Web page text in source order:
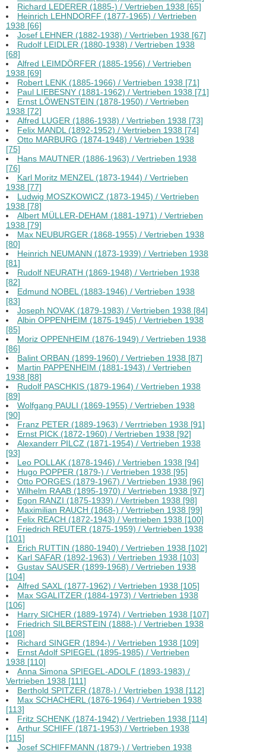
Richard LEDERER (1885-) / Vertrieben 1938 [65]
Heinrich LEHNDORFF (1877-1965) / Vertrieben
1938 [66]
Josef LEHNER (1882-1938) / Vertrieben 1938 [67]
Rudolf LEIDLER (1880-1938) / Vertrieben 1938
[68]
Alfred LEIMDÖRFER (1885-1956) / Vertrieben
1938 [69]
Robert LENK (1885-1966) / Vertrieben 1938 [71]
Paul LIEBESNY (1881-1962) / Vertrieben 1938 [71]
Ernst LÖWENSTEIN (1878-1950) / Vertrieben
1938 [72]
Alfred LUGER (1886-1938) / Vertrieben 1938 [73]
Felix MANDL (1892-1952) / Vertrieben 1938 [74]
Otto MARBURG (1874-1948) / Vertrieben 1938
[75]
Hans MAUTNER (1886-1963) / Vertrieben 1938
[76]
Karl Moritz MENZEL (1873-1944) / Vertrieben
1938 [77]
Ludwig MOSZKOWICZ (1873-1945) / Vertrieben
1938 [78]
Albert MÜLLER-DEHAM (1881-1971) / Vertrieben
1938 [79]
Max NEUBURGER (1868-1955) / Vertrieben 1938
[80]
Heinrich NEUMANN (1873-1939) / Vertrieben 1938
[81]
Rudolf NEURATH (1869-1948) / Vertrieben 1938
[82]
Edmund NOBEL (1883-1946) / Vertrieben 1938
[83]
Joseph NOVAK (1879-1983) / Vertrieben 1938 [84]
Albin OPPENHEIM (1875-1945) / Vertrieben 1938
[85]
Moriz OPPENHEIM (1876-1949) / Vertrieben 1938
[86]
Balint ORBAN (1899-1960) / Vertrieben 1938 [87]
Martin PAPPENHEIM (1881-1943) / Vertrieben
1938 [88]
Rudolf PASCHKIS (1879-1964) / Vertrieben 1938
[89]
Wolfgang PAULI (1869-1955) / Vertrieben 1938
[90]
Franz PETER (1889-1963) / Verrtrieben 1938 [91]
Ernst PICK (1872-1960) / Vertrieben 1938 [92]
Alexanderr PILCZ (1871-1954) / Vertrieben 1938
[93]
Leo POLLAK (1878-1946) / Vertrieben 1938 [94]
Hugo POPPER (1879-) / Vertrieben 1938 [95]
Otto PORGES (1879-1967) / Vertrieben 1938 [96]
Wilhelm RAAB (1895-1970) / Vertrieben 1938 [97]
Egon RANZI (1875-1939) / Vertrieben 1938 [98]
Maximilian RAUCH (1868-) / Vertrieben 1938 [99]
Felix REACH (1872-1943) / Vertrieben 1938 [100]
Friedrich REUTER (1875-1959) / Vertrieben 1938
[101]
Erich RUTTIN (1880-1940) / Vertrieben 1938 [102]
Karl SAFAR (1892-1963) / Vertrieben 1938 [103]
Gustav SAUSER (1899-1968) / Vertrieben 1938
[104]
Alfred SAXL (1877-1962) / Vertrieben 1938 [105]
Max SGALITZER (1884-1973) / Vertrieben 1938
[106]
Harry SICHER (1889-1974) / Vertrieben 1938 [107]
Friedrich SILBERSTEIN (1888-) / Vertrieben 1938
[108]
Richard SINGER (1894-) / Vertrieben 1938 [109]
Ernst Adolf SPIEGEL (1895-1985) / Vertrieben
1938 [110]
Anna Simona SPIEGEL-ADOLF (1893-1983) /
Vertrieben 1938 [111]
Berthold SPITZER (1878-) / Vertrieben 1938 [112]
Max SCHACHERL (1876-1964) / Vertrieben 1938
[113]
Fritz SCHENK (1874-1942) / Vertrieben 1938 [114]
Arthur SCHIFF (1871-1953) / Vertrieben 1938
[115]
Josef SCHIFFMANN (1879-) / Vertrieben 1938